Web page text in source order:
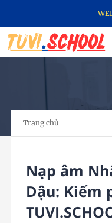
Trang chủ
Nạp âm
Dậu: Kiếm